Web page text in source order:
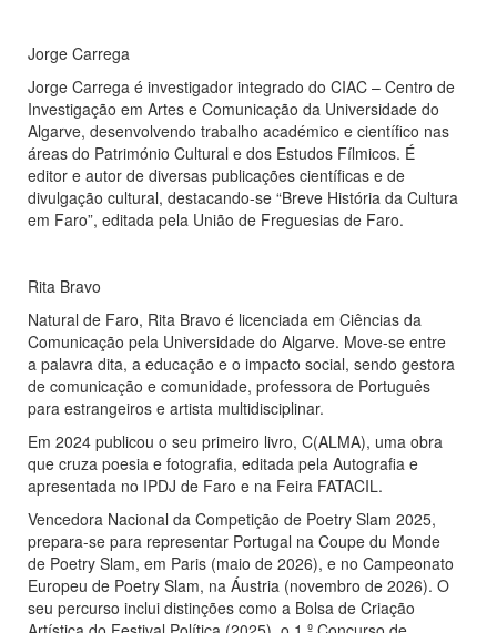
Jorge Carrega
Jorge Carrega é investigador integrado do CIAC – Centro de
Investigação em Artes e Comunicação da Universidade do
Algarve, desenvolvendo trabalho académico e científico nas
áreas do Património Cultural e dos Estudos Fílmicos. É
editor e autor de diversas publicações científicas e de
divulgação cultural, destacando-se “Breve História da Cultura
em Faro”, editada pela União de Freguesias de Faro.
Rita Bravo
Natural de Faro, Rita Bravo é licenciada em Ciências da
Comunicação pela Universidade do Algarve. Move-se entre
a palavra dita, a educação e o impacto social, sendo gestora
de comunicação e comunidade, professora de Português
para estrangeiros e artista multidisciplinar.
Em 2024 publicou o seu primeiro livro, C(ALMA), uma obra
que cruza poesia e fotografia, editada pela Autografia e
apresentada no IPDJ de Faro e na Feira FATACIL.
Vencedora Nacional da Competição de Poetry Slam 2025,
prepara-se para representar Portugal na Coupe du Monde
de Poetry Slam, em Paris (maio de 2026), e no Campeonato
Europeu de Poetry Slam, na Áustria (novembro de 2026). O
seu percurso inclui distinções como a Bolsa de Criação